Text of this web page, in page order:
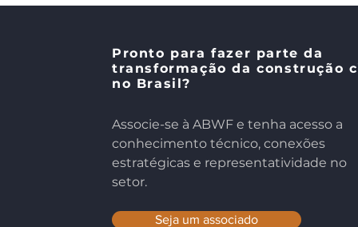
Pronto para fazer parte da
transformação da construção
no Brasil?
​​Associe-se à ABWF e tenha acesso a
conhecimento técnico, conexões
estratégicas e representatividade no
setor.
Seja um associado